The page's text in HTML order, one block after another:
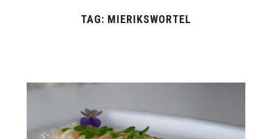
TAG: MIERIKSWORTEL